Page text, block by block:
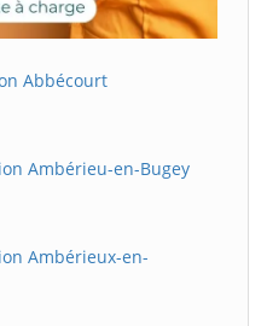
Abbécourt
Ambérieu-en-Bugey
Ambérieux-en-